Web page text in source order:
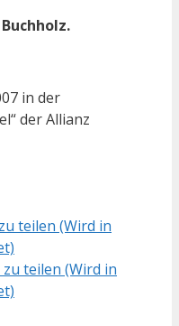
in der
der Allianz
teilen (Wird in
teilen (Wird in